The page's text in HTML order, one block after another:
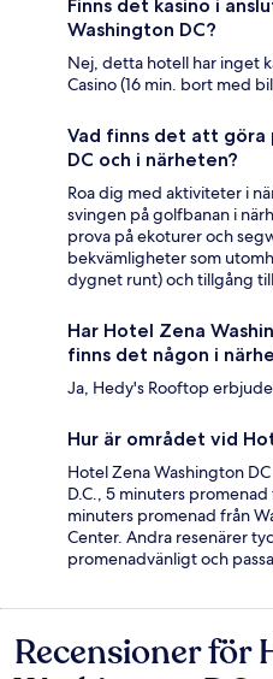
Finns det kasino i
Washington DC?
Nej, detta hotell har inget
Casino (16 min. bort med
Vad finns det att göra
DC och i närheten?
Roa dig med aktiviteter i
svingen på golfbanan i
prova på ekoturer och
bekvämligheter som
dygnet runt) och tillgång
Har Hotel Zena
finns det någon i
Ja, Hedy's Rooftop
Hur är området vid
Hotel Zena Washington
D.C., 5 minuters
minuters promenad från
Center. Andra resenärer
promenadvänligt och
Recensioner
Recensioner för